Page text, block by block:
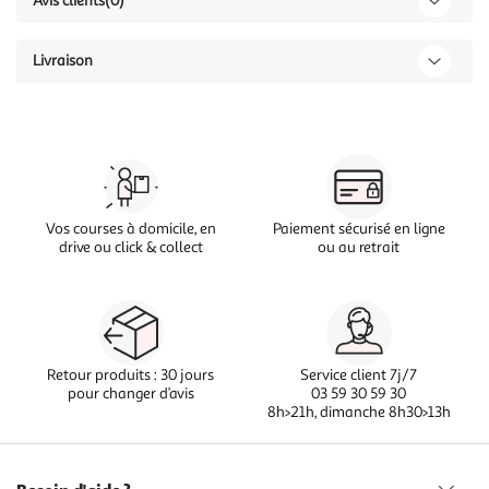
Livraison
Vos courses à domicile, en
drive ou click & collect
Paiement sécurisé en ligne
ou au retrait
Retour produits : 30 jours
pour changer d’avis
Service client 7j/7
03 59 30 59 30
8h>21h, dimanche 8h30>13h